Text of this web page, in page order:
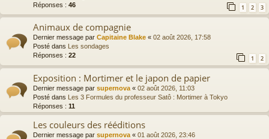
Réponses : 46 1 2 3
Animaux de compagnie
Dernier message par Capitaine Blake « 02 août 2026, 17:58
Posté dans
Les sondages
Réponses : 22 1 2
Exposition : Mortimer et le japon de papier
Dernier message par supernova « 02 août 2026, 11:03
Posté dans Les 3 Formules du professeur Satô : Mortimer à Tokyo
Réponses : 11
Les couleurs des rééditions
Dernier message par supernova « 01 août 2026, 23:46